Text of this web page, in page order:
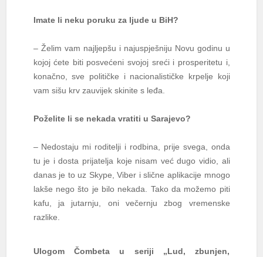
Imate li neku poruku za ljude u BiH?
– Želim vam najljepšu i najuspješniju Novu godinu u
kojoj ćete biti posvećeni svojoj sreći i prosperitetu i,
konačno, sve političke i nacionalističke krpelje koji
vam sišu krv zauvijek skinite s leđa.
Poželite li se nekada vratiti u Sarajevo?
– Nedostaju mi roditelji i rodbina, prije svega, onda
tu je i dosta prijatelja koje nisam već dugo vidio, ali
danas je to uz Skype, Viber i slične aplikacije mnogo
lakše nego što je bilo nekada. Tako da možemo piti
kafu, ja jutarnju, oni večernju zbog vremenske
razlike.
Ulogom Čombeta u seriji „Lud, zbunjen,